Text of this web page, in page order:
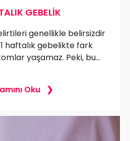
GEBELIK
genellikle belirsizdir
haftalık gebelikte fark
yaşamaz. Peki, bu
ve erken dönemde
Oku